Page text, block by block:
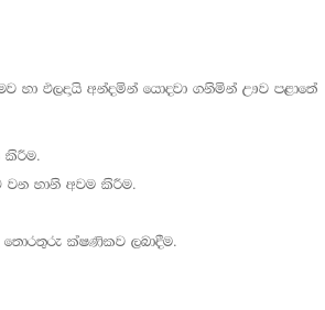
හා ඵලදායි අන්දමින් යොදවා ගනිමින් ඌව පළාතේ
කිරීම.
වන හානි අවම කිරීම.
තොරතුරු ක්ෂණිකව ලබාදීම.